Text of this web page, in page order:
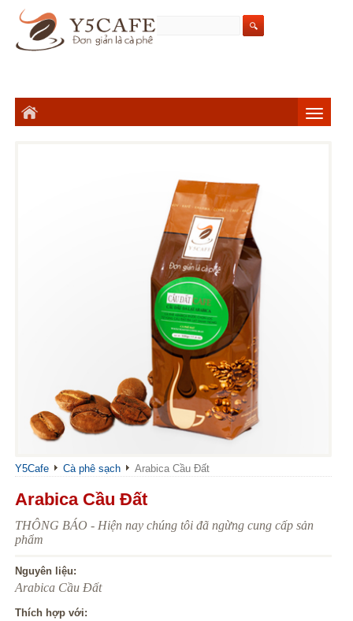
Y5Cafe Cà phê sạch Arabica Cầu Đất
Arabica Cầu Đất
THÔNG BÁO - Hiện nay chúng tôi đã ngừng cung cấp sản
phẩm
Nguyên liệu:
Arabica Cầu Đất
Thích hợp với: